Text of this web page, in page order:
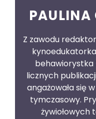
PAULINA
Z zawodu
behawiorystka
licznych
angażowała się
tymczasowy.
żywiołowych